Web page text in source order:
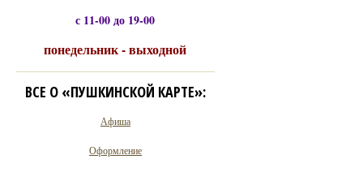
с 11-00 до 19-00
понедельник - выходной
ВСЕ О «ПУШКИНСКОЙ КАРТЕ»:
Афиша
Оформление